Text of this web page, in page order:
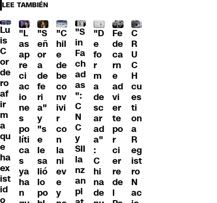
LEE TAMBIÉN
Lu
is
C
or
de
ro
af
ir
m
a
qu
e
ha
ex
ist
id
o
"L
as
ap
re
ci
ac
io
ne
s
po
líti
ca
s
ya
ha
n
"S
eñ
or
a
de
fe
ri
a"
y
"s
e
le
sa
lió
lo
po
"C
hil
e
de
be
co
nv
ivi
r
co
n
la
ni
ev
e
y
"S
in
Fa
ch
ad
as
":
C
N
C
y
SII
la
nz
an
pl
"D
e
fo
r
m
a
de
sc
ar
ad
a"
:
C
hi
na
de
Fe
de
ca
rn
e
ad
vi
er
te
po
r
ci
er
re
de
l
C
R
U
C
H
cu
es
ti
on
a
R
eg
ist
ro
N
ac